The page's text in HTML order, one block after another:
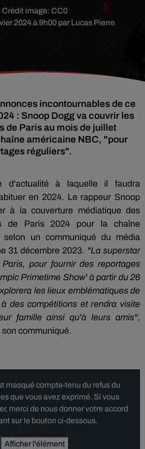
2024 à 9h00 par Lucas Pierre
Crédit image: CC0
incontournables de ce
: Snoop Dogg va couvrir les
de Paris au mois de juillet
américaine NBC, "pour
réguliers".
d'actualité à laquelle il faudra
en 2024. Le rappeur Snoop
à la couverture médiatique des
de Paris 2024 pour la chaîne
selon un communiqué du média
31 décembre 2023. "La superstar
pour fournir des reportages
Primetime Show' à partir du 26
les lieux emblématiques de
des compétitions et rendra visite
famille ainsi qu'à leurs amis",
communiqué.
masqué compte-tenu du refus du
que vous avez exprimé. Si vous
merci de nous donner votre accord
sur le bouton ci-dessous.
Afficher l'élément